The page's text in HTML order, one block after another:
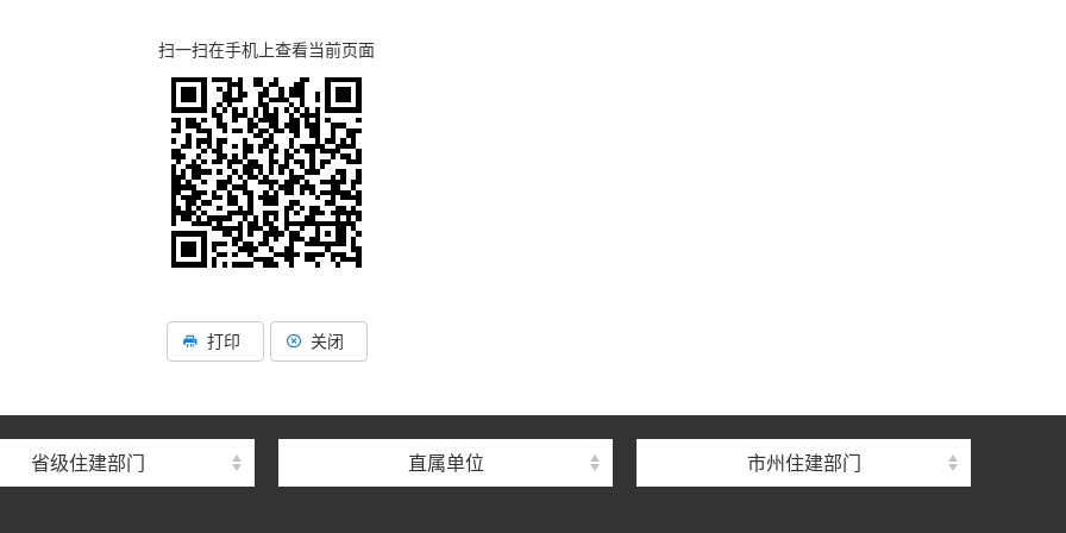
扫一扫在手机上查看当前页面
打印 关闭
省级住建部门 直属单位
湖北省住建厅机关后勤服务中心
湖北省建筑事业发展中心
湖北省建设工程质量安全监督总站
湖北省建设工程标准定额管理总站 市州住建部门